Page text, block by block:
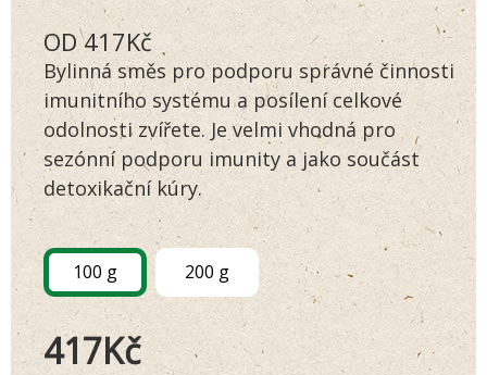
Hodnoceno
4.78z 5 na
základě
hodnocení
zákazníků
OD417Kč
Bylinná směs pro podporu správné činnosti
imunitního systému a posílení celkové
odolnosti zvířete. Je velmi vhodná pro
sezónní podporu imunity a jako součást
detoxikační kúry.
100 g 200 g
417Kč